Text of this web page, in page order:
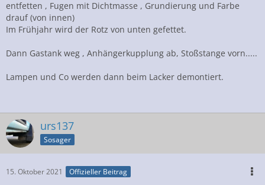
entfetten , Fugen mit Dichtmasse , Grundierung und Farbe
drauf (von innen)
Im Frühjahr wird der Rotz von unten gefettet.
Dann Gastank weg , Anhängerkupplung ab, Stoßstange vorn.....
Lampen und Co werden dann beim Lacker demontiert.
urs137
Sosager
15. Oktober 2021 Offizieller Beitrag